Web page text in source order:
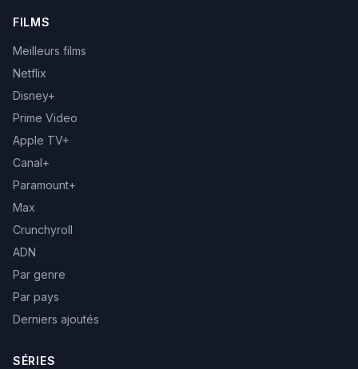
FILMS
Meilleurs films
Netflix
Disney+
Prime Video
Apple TV+
Canal+
Paramount+
Max
Crunchyroll
ADN
Par genre
Par pays
Derniers ajoutés
SÉRIES